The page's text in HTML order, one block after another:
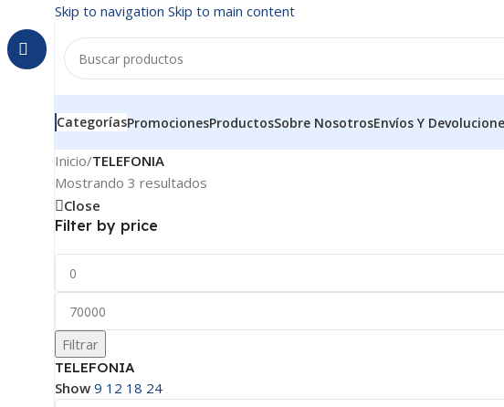
Skip to navigation Skip to main content
CategoríasPromocionesProductosSobre NosotrosEnvíos Y
Inicio/TELEFONIA
Mostrando 3 resultados
Close
Filter by price
Filtrar
TELEFONIA
Show 9 12 18 24